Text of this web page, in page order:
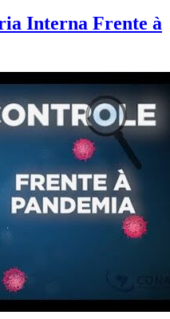
Interna Frente à